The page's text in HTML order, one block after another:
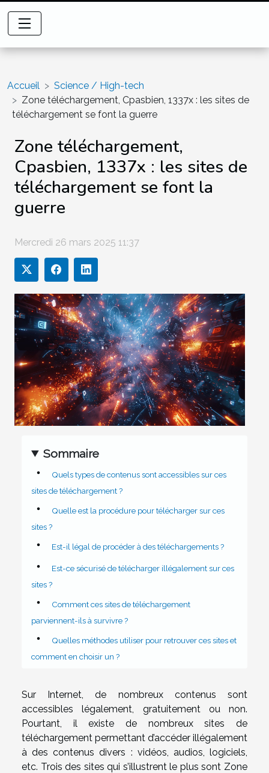
Accueil
Science / High-tech
Zone téléchargement, Cpasbien, 1337x : les sites de
téléchargement se font la guerre
Zone téléchargement,
Cpasbien, 1337x : les sites de
téléchargement se font la
guerre
Mercredi 26 mars 2025 11:37
Sommaire
Quels types de contenus sont accessibles sur ces
sites de téléchargement ?
Quelle est la procédure pour télécharger sur ces
sites ?
Est-il légal de procéder à des téléchargements ?
Est-ce sécurisé de télécharger illégalement sur ces
sites ?
Comment ces sites de téléchargement
parviennent-ils à survivre ?
Quelles méthodes utiliser pour retrouver ces sites et
comment en choisir un ?
Sur Internet, de nombreux contenus sont
accessibles légalement, gratuitement ou non.
Pourtant, il existe de nombreux sites de
téléchargement permettant d’accéder illégalement
à des contenus divers : vidéos, audios, logiciels,
etc. Trois des sites qui s’illustrent le plus sont Zone